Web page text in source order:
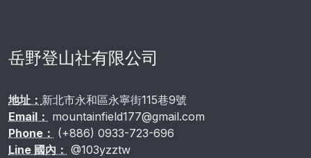
岳野登山社有限公司
地址： 新北市永和區永寧街115巷9號
Email： mountainfield177@gmail.com
Phone： (+886) 0933-723-696
Line 國內： @103yzztw